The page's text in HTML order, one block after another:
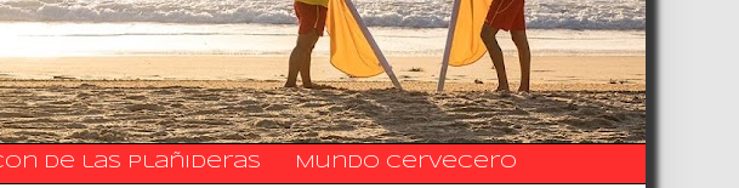
de las Plañideras Mundo Cervecero